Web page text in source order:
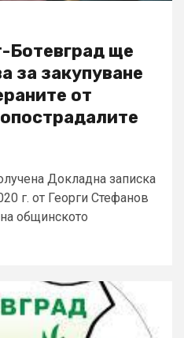
Ботевград ще
за закупуване
от
Докладна записка
г. от Георги Стефанов
общинското